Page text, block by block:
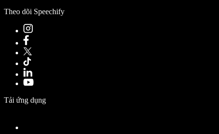
Theo dõi Speechify
Tải ứng dụng